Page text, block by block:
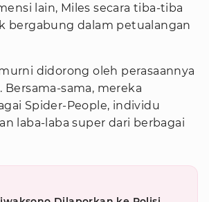
lain, Miles secara tiba-tiba
bergabung dalam petualangan
didorong oleh perasaannya
Bersama-sama, mereka
Spider-People, individu
laba-laba super dari berbagai